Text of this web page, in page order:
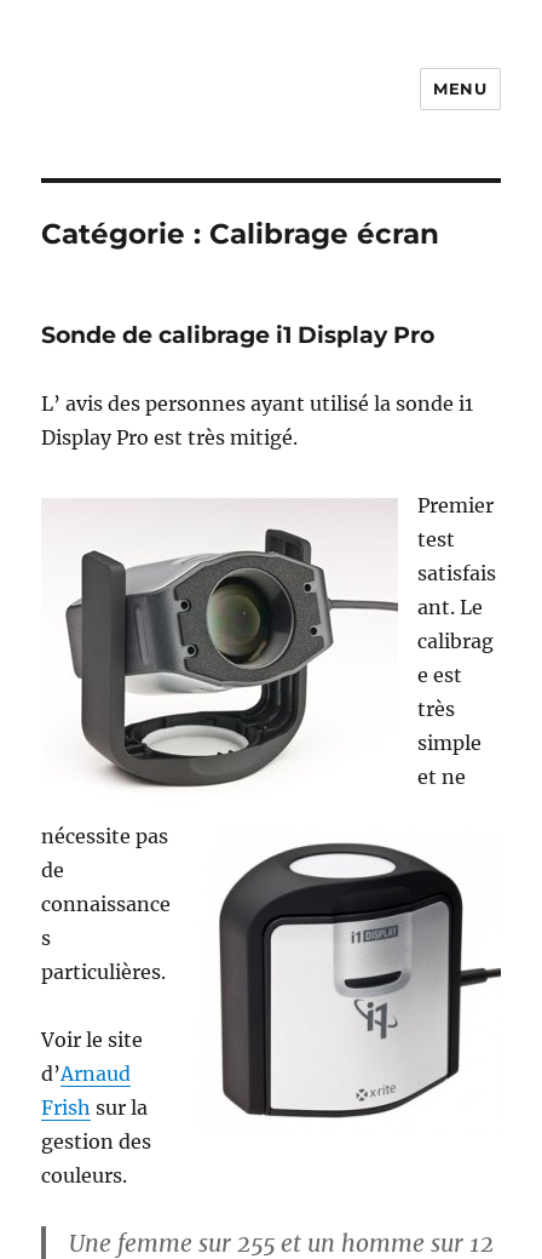
Photo Vidéo Club de Compiègne
MENU
Catégorie : Calibrage écran
Sonde de calibrage i1 Display Pro
L’ avis des personnes ayant utilisé la sonde i1
Display Pro est très mitigé.
Premier
test
satisfais
ant. Le
calibrag
e est
très
simple
et ne
nécessite pas
de
connaissance
s
particulières.
Voir le site
d’Arnaud
Frish sur la
gestion des
couleurs.
Une femme sur 255 et un homme sur 12